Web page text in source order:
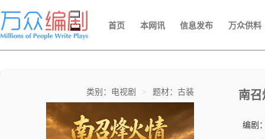
首页 本网讯 信息发布 万众供料
类别：电视剧 > 题材：古装 南召
编剧